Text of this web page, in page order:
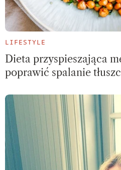
LIFESTYLE
Dieta przyspieszająca
poprawić spalanie